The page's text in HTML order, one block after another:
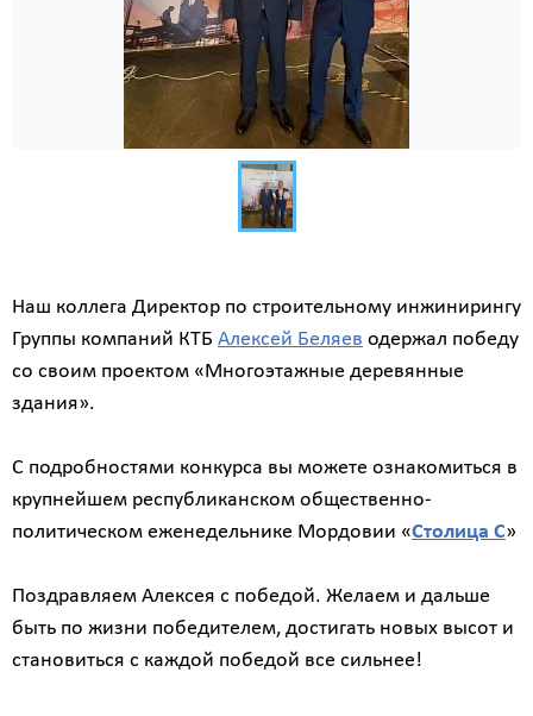
Наш коллега Директор по строительному инжинирингу
Группы компаний КТБ Алексей Беляев одержал победу
со своим проектом «Многоэтажные деревянные
здания».
С подробностями конкурса вы можете ознакомиться в
крупнейшем республиканском общественно-
политическом еженедельнике Мордовии «Столица С»
Поздравляем Алексея с победой. Желаем и дальше
быть по жизни победителем, достигать новых высот и
становиться с каждой победой все сильнее!